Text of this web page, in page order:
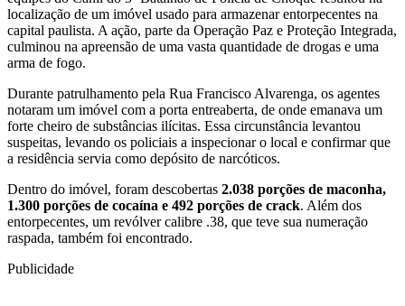
localização de um imóvel usado para armazenar entorpecentes na
capital paulista. A ação, parte da Operação Paz e Proteção Integrada,
culminou na apreensão de uma vasta quantidade de drogas e uma
arma de fogo.
Durante patrulhamento pela Rua Francisco Alvarenga, os agentes
notaram um imóvel com a porta entreaberta, de onde emanava um
forte cheiro de substâncias ilícitas. Essa circunstância levantou
suspeitas, levando os policiais a inspecionar o local e confirmar que
a residência servia como depósito de narcóticos.
Dentro do imóvel, foram descobertas 2.038 porções de maconha,
1.300 porções de cocaína e 492 porções de crack. Além dos
entorpecentes, um revólver calibre .38, que teve sua numeração
raspada, também foi encontrado.
Publicidade